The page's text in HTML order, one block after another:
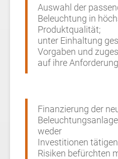
Auswahl der
Beleuchtung in
Produktqualität;
unter Einhaltung
Vorgaben und
auf ihre
Finanzierung der
weder
Investitionen
Risiken befürchten